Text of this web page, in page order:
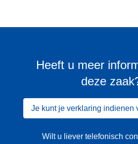
Heeft u meer
deze
Je kunt je verklaring indienen
Wilt u liever telefonisch